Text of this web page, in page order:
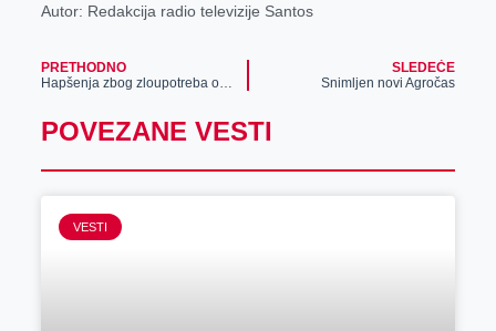
Autor: Redakcija radio televizije Santos
PRETHODNO
Hapšenja zbog zloupotreba oko kupovine poljoprivrednog zemljišta
SLEDEĆE
Snimljen novi Agročas
POVEZANE VESTI
VESTI